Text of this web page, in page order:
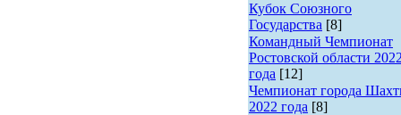
Кубок Союзного
Государства [8]
Командный Чемпионат
Ростовской области 2022
года [12]
Чемпионат города
2022 года [8]